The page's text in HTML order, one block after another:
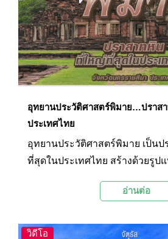
อุทยานประวัติศาสตร์พิมาย…ปราส
ประเทศไทย
อุทยานประวัติศาสตร์พิมาย เป็น
ที่สุดในประเทศไทย สร้างด้วยรูป
งดงาม จากหลักฐานทางโบราณค
นครวัดที่เขมร
อ่านต่อ
วิดีโอ